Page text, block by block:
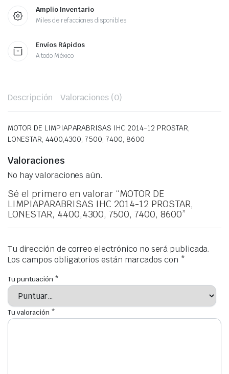
Amplio Inventario
Miles de refacciones disponibles
Envíos Rápidos
A todo México
Descripción Valoraciones (0)
MOTOR DE LIMPIAPARABRISAS IHC 2014-12 PROSTAR,
LONESTAR, 4400,4300, 7500, 7400, 8600
Valoraciones
No hay valoraciones aún.
Sé el primero en valorar “MOTOR DE
LIMPIAPARABRISAS IHC 2014-12 PROSTAR,
LONESTAR, 4400,4300, 7500, 7400, 8600”
Tu dirección de correo electrónico no será publicada.
Los campos obligatorios están marcados con *
Tu puntuación *
Tu valoración *